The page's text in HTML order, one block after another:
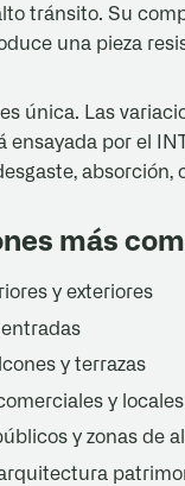
tránsito. Su
una pieza
única. Las
ensayada por el
absorción,
más
y exteriores
entradas
y terrazas
y
y zonas de